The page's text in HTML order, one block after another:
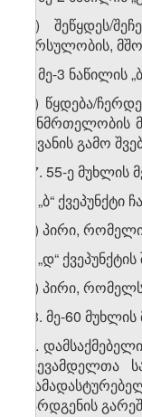
„გ) შეწყდეს/
ორსულობის,
ბ) მე-3 ნაწილის
„ბ) წყდება/
აყვანის გამო
17. 55-ე მუხლის
ა) „ბ“
„ბ) პირი,
ბ) „დ“
„ე) პირი,
18. მე-60
„2.
წვევამდელთა
წარდგენის